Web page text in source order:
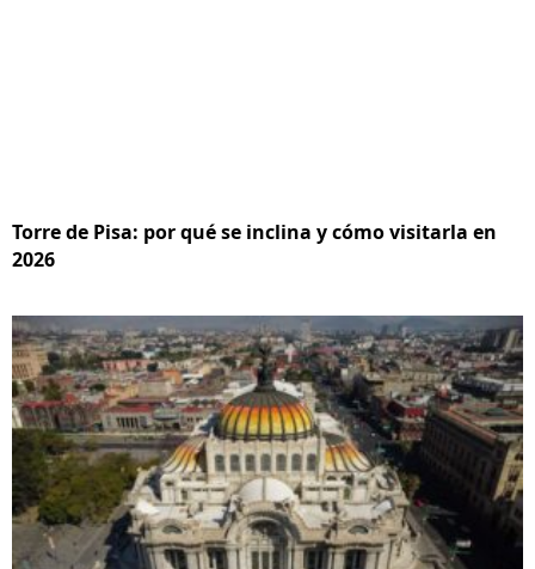
Torre de Pisa: por qué se inclina y cómo visitarla en
2026